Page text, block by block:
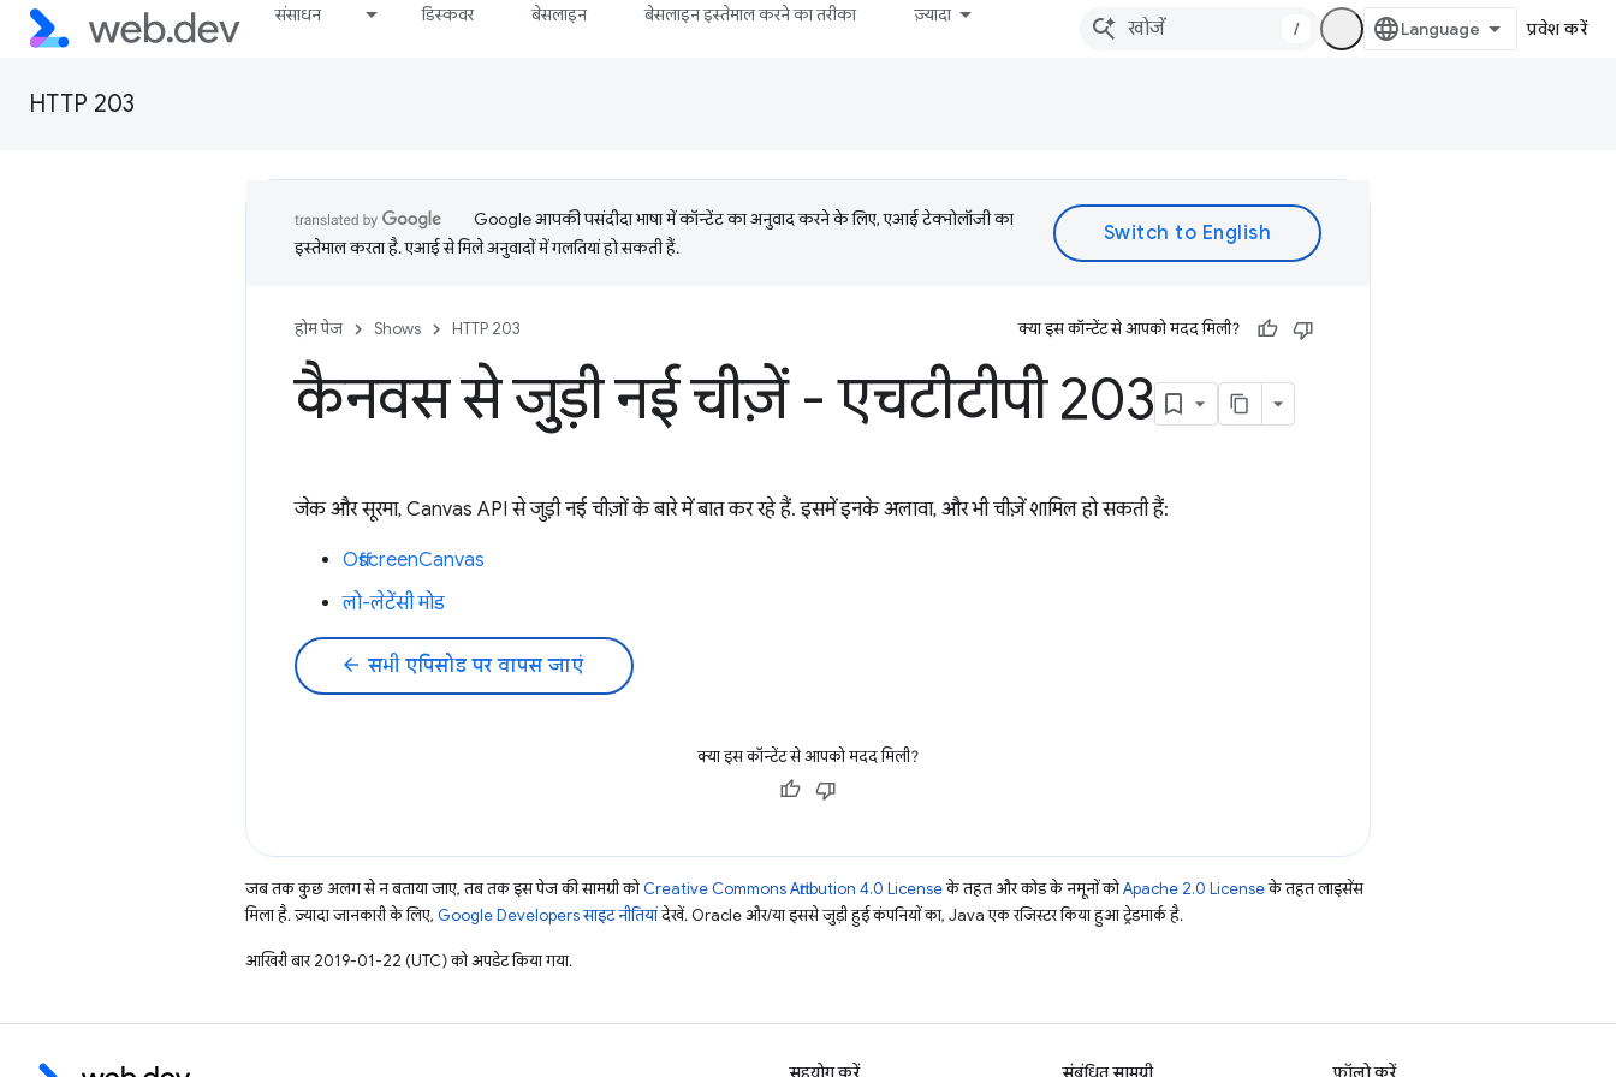
संसाधन डिस्कवर बेसलाइन बेसलाइन इस्तेमाल करने का तरीका ज़्यादा
/ प्रवेश करें
HTTP 203
Google आपकी पसंदीदा भाषा में कॉन्टेंट का अनुवाद करने के लिए, एआई टेक्नोलॉजी का
इस्तेमाल करता है. एआई से मिले अनुवादों में गलतियां हो सकती हैं.
होम पेज Shows HTTP 203 क्या इस कॉन्टेंट से आपको मदद मिली?
कैनवस से जुड़ी नई चीज़ें - एचटीटीपी 203
जेक और सूरमा, Canvas API से जुड़ी नई चीज़ों के बारे में बात कर रहे हैं. इसमें इनके अलावा, और भी चीज़ें शामिल हो सकती हैं:
OffscreenCanvas
लो-लेटेंसी मोड
arrow_back सभी एपिसोड पर वापस जाएं
क्या इस कॉन्टेंट से आपको मदद मिली?
जब तक कुछ अलग से न बताया जाए, तब तक इस पेज की सामग्री कोCreative Commons Attribution 4.0 Licenseके तहत और कोड के नमूनों कोApache 2.0 Licenseके तहत लाइसेंस
मिला है. ज़्यादा जानकारी के लिए, Google Developers साइट नीतियांदेखें. Oracle और/या इससे जुड़ी हुई कंपनियों का, Java एक रजिस्टर किया हुआ ट्रेडमार्क है.
आखिरी बार 2019-01-22 (UTC) को अपडेट किया गया.
सहयोग करें संबंधित सामग्री फ़ॉलो करें